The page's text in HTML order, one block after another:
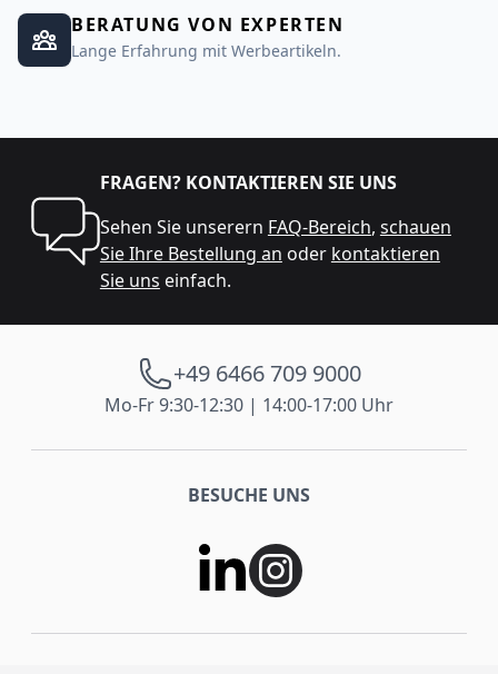
BERATUNG VON EXPERTEN
Lange Erfahrung mit Werbeartikeln.
FRAGEN? KONTAKTIEREN SIE UNS
Sehen Sie unserern FAQ-Bereich, schauen
Sie Ihre Bestellung an oder kontaktieren
Sie uns einfach.
+49 6466 709 9000
Mo-Fr 9:30-12:30 | 14:00-17:00 Uhr
BESUCHE UNS